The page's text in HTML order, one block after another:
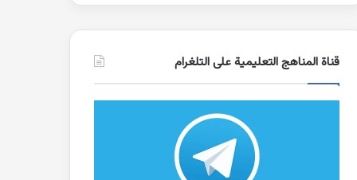
قناة المناهج التعليمية على التلغرام